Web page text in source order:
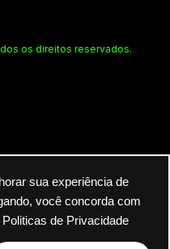
sua experiência de
você concorda com
Politicas de Privacidade
os direitos reservados.